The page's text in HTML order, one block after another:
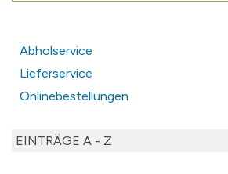
Abholservice
Lieferservice
Onlinebestellungen
EINTRÄGE A - Z